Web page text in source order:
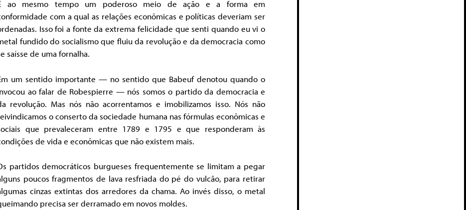
ao mesmo tempo um poderoso meio de ação e a forma em
com a qual as relações econômicas e políticas deveriam ser
Isso foi a fonte da extrema felicidade que senti quando eu vi o
fundido do socialismo que fluiu da revolução e da democracia como
saísse de uma fornalha.
um sentido importante — no sentido que Babeuf denotou quando o
ao falar de Robespierre — nós somos o partido da democracia e
revolução. Mas nós não acorrentamos e imobilizamos isso. Nós não
o conserto da sociedade humana nas fórmulas econômicas e
que prevaleceram entre 1789 e 1795 e que responderam às
de vida e econômicas que não existem mais.
partidos democráticos burgueses frequentemente se limitam a pegar
poucos fragmentos de lava resfriada do pé do vulcão, para retirar
cinzas extintas dos arredores da chama. Ao invés disso, o metal
precisa ser derramado em novos moldes.